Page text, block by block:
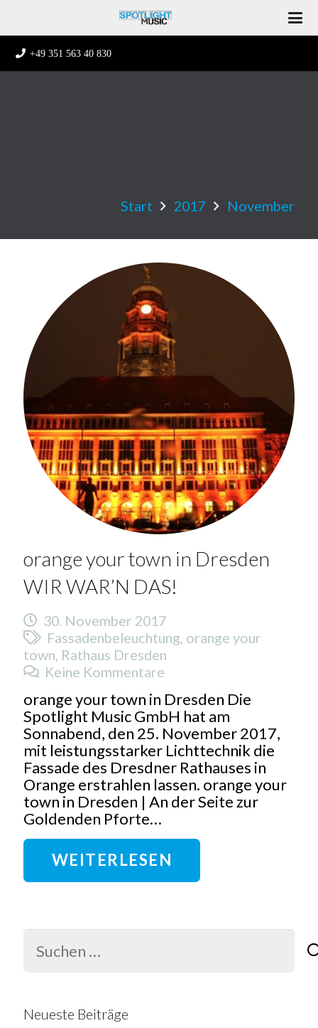
+49 351 563 40 830
Start 2017 November
orange your town in Dresden
WIR WAR’N DAS!
30. November 2017
Fassadenbeleuchtung orange your
town Rathaus Dresden
Keine Kommentare
orange your town in Dresden Die
Spotlight Music GmbH hat am
Sonnabend, den 25. November 2017,
mit leistungsstarker Lichttechnik die
Fassade des Dresdner Rathauses in
Orange erstrahlen lassen. orange your
town in Dresden | An der Seite zur
Goldenden Pforte…
WEITERLESEN
Suchen
nach:
Neueste Beiträge